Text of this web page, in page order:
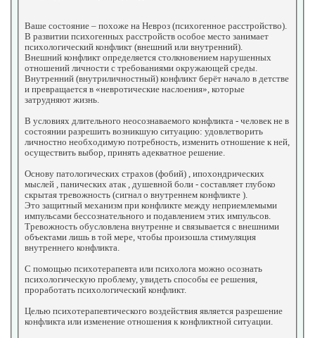
Ваше состояние – похоже на Невроз (психогенное расстройство).
В развитии психогенных расстройств особое место занимает
психологический конфликт (внешний или внутренний).
Внешний конфликт определяется столкновением нарушенных
отношений личности с требованиями окружающей среды.
Внутренний (внутриличностный) конфликт берёт начало в детстве
и превращается в «невротические наслоения», которые
затрудняют жизнь.
В условиях длительного неосознаваемого конфликта - человек не в
состоянии разрешить возникшую ситуацию: удовлетворить
личностно необходимую потребность, изменить отношение к ней,
осуществить выбор, принять адекватное решение.
Основу патологических страхов (фобий) , ипохондрических
мыслей , панических атак , душевной боли - составляет глубоко
скрытая тревожность (сигнал о внутреннем конфликте ).
Это защитный механизм при конфликте между неприемлемыми
импульсами бессознательного и подавлением этих импульсов.
Тревожность обусловлена внутренне и связывается с внешними
объектами лишь в той мере, чтобы произошла стимуляция
внутреннего конфликта.
С помощью психотерапевта или психолога можно осознать
психологическую проблему, увидеть способы ее решения,
проработать психологический конфликт.
Целью психотерапевтического воздействия является разрешение
конфликта или изменение отношения к конфликтной ситуации.